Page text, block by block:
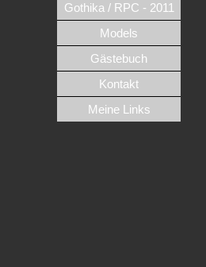
Gothika / RPC - 2011
Models
Gästebuch
Kontakt
Meine Links